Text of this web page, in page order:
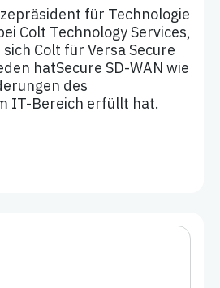
für Technologie
Colt Technology Services,
Colt für Versa Secure
hatSecure SD-WAN wie
des
IT-Bereich erfüllt hat.